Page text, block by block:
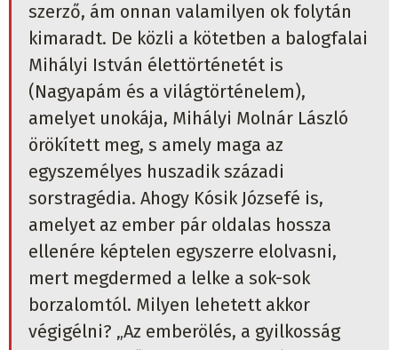
szerző, ám onnan valamilyen ok folytán
kimaradt. De közli a kötetben a balogfalai
Mihályi István élettörténetét is
(Nagyapám és a világtörténelem),
amelyet unokája, Mihályi Molnár László
örökített meg, s amely maga az
egyszemélyes huszadik századi
sorstragédia. Ahogy Kósik Józsefé is,
amelyet az ember pár oldalas hossza
ellenére képtelen egyszerre elolvasni,
mert megdermed a lelke a sok-sok
borzalomtól. Milyen lehetett akkor
végigélni? „Az emberölés, a gyilkosság